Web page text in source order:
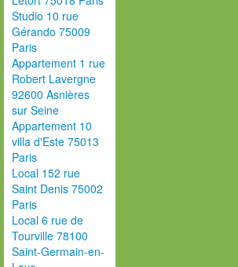
Studio 10 rue
Gérando 75009
Paris
Appartement 1 rue
Robert Lavergne
92600 Asnières
sur Seine
Appartement 10
villa d'Este 75013
Paris
Local 152 rue
Saint Denis 75002
Paris
Local 6 rue de
Tourville 78100
Saint-Germain-en-